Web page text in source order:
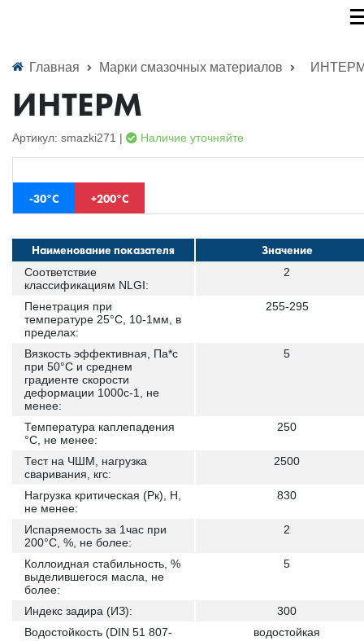
Главная Марки смазочных материалов
ИНТЕРМ
Артикул: smazki271 | Наличие уточняйте
-30°С +200°С
Наименование показателя Значение
Соответствие
классификациям NLGI:
2
Пенетрация при
температуре 25°С, 10-1мм, в
пределах:
255-295
Вязкость эффективная, Па*с
при 50°С и среднем
градиенте скорости
деформации 1000с-1, не
менее:
5
Температура каплепадения
°С, не менее:
250
Тест на ЧШМ, нагрузка
сваривания, кгс:
2500
Нагрузка критическая (Рк), Н,
не менее:
830
Испаряемость за 1час при
200°С, %, не более:
2
Коллоидная стабильность, %
выделившегося масла, не
более:
5
Индекс задира (ИЗ):
300
Водостойкость (DIN 51 807-
водостойкая